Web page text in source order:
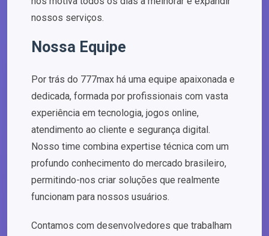
nossos serviços.
Nossa Equipe
Por trás do 777max há uma equipe apaixonada e
dedicada, formada por profissionais com vasta
experiência em tecnologia, jogos online,
atendimento ao cliente e segurança digital.
Nosso time combina expertise técnica com um
profundo conhecimento do mercado brasileiro,
permitindo-nos criar soluções que realmente
funcionam para nossos usuários.
Contamos com desenvolvedores que trabalham